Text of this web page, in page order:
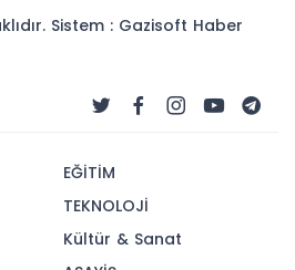
Sistem : Gazisoft Haber
EĞİTİM
TEKNOLOJİ
Kültür & Sanat